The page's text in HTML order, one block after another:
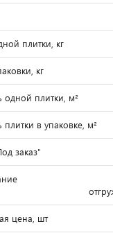
плитки, кг
кг
одной плитки, м²
в упаковке, м²
заказ"
цена, шт